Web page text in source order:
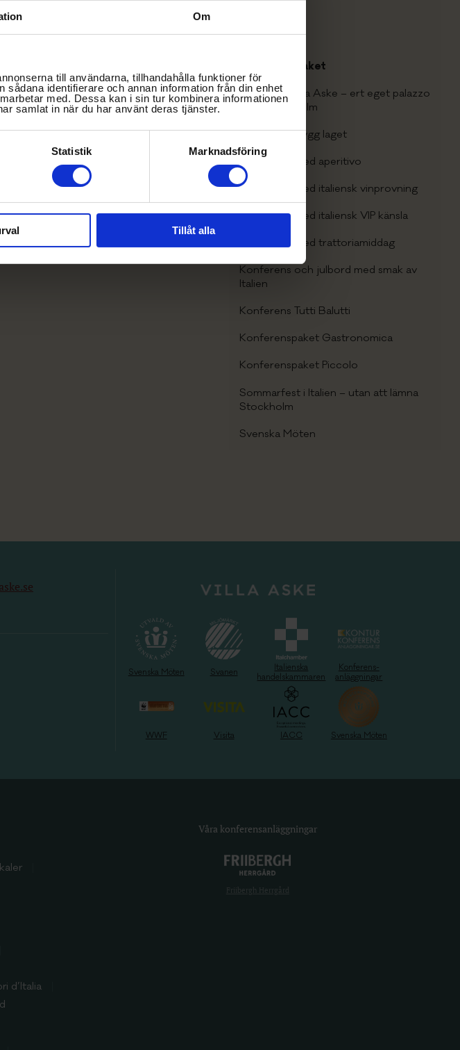
Om
till användarna, tillhandahålla funktioner för
identifierare och annan information från din enhet
med. Dessa kan i sin tur kombinera informationen
samlat in när du har använt deras tjänster.
Statistik Marknadsföring
Tillåt alla
Venezia
Konferenspaket
Boka hela Villa Aske – ert eget palazzo
nära Stockholm
Konferens Bygg laget
Konferens med aperitivo
Konferens med italiensk vinprovning
Konferens med italiensk VIP känsla
Konferens med trattoriamiddag
Konferens och julbord med smak av
Italien
Konferens Tutti Balutti
Konferenspaket Gastronomica
Konferenspaket Piccolo
Sommarfest i Italien – utan att lämna
Stockholm
Svenska Möten
Svenska Möten Svanen
Italienska
handelskammaren
Konferens-
anläggningar
WWF Visita IACC Svenska Möten
d’Italia
Våra konferensanläggningar
Friibergh Herrgård